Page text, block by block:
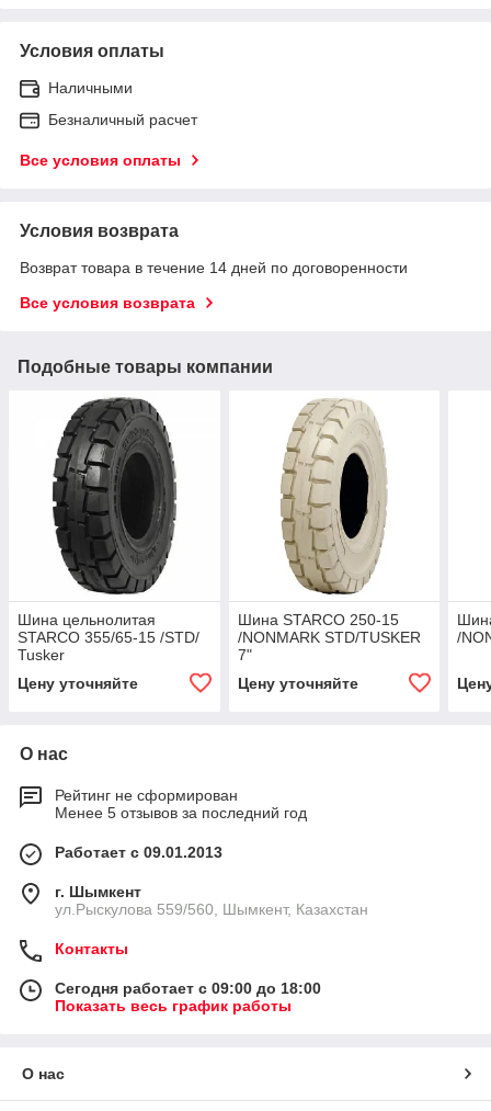
Условия оплаты
Наличными
Безналичный расчет
Все условия оплаты
Условия возврата
Возврат товара в течение 14 дней по договоренности
Все условия возврата
Подобные товары компании
Шина цельнолитая
STARCO 355/65-15 /STD/
Tusker
Цену уточняйте
Шина STARCO 250-15
/NONMARK STD/TUSKER
7"
Цену уточняйте
/
О нас
Рейтинг не сформирован
Менее 5 отзывов за последний год
Работает с 09.01.2013
г. Шымкент
ул.Рыскулова 559/560, Шымкент, Казахстан
Контакты
Сегодня работает с 09:00 до 18:00
Показать весь график работы
О нас